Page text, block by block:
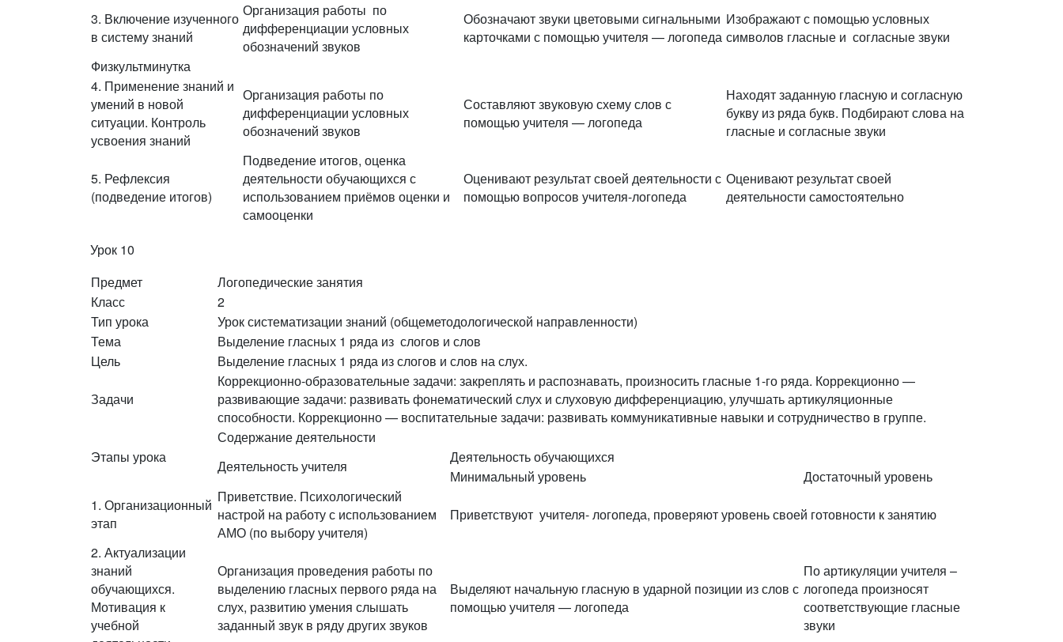
3. Включение изученного
в систему знаний
Организация работы по
дифференциации условных
обозначений звуков
Обозначают звуки цветовыми сигнальными
карточками с помощью учителя — логопеда
Изображают с помощью условных
символов гласные и согласные звуки
Физкультминутка
4. Применение знаний и
умений в новой
ситуации. Контроль
усвоения знаний
Организация работы по
дифференциации условных
обозначений звуков
Составляют звуковую схему слов с
помощью учителя — логопеда
Находят заданную гласную и согласную
букву из ряда букв. Подбирают слова на
гласные и согласные звуки
5. Рефлексия
(подведение итогов)
Подведение итогов, оценка
деятельности обучающихся с
использованием приёмов оценки и
самооценки
Оценивают результат своей деятельности с
помощью вопросов учителя-логопеда
Оценивают результат своей
деятельности самостоятельно
Урок 10
Предмет
Логопедические занятия
Класс
2
Тип урока
Урок систематизации знаний (общеметодологической направленности)
Тема
Выделение гласных 1 ряда из слогов и слов
Цель
Выделение гласных 1 ряда из слогов и слов на слух.
Задачи
Коррекционно-образовательные задачи: закреплять и распознавать, произносить гласные 1-го ряда. Коррекционно —
развивающие задачи: развивать фонематический слух и слуховую дифференциацию, улучшать артикуляционные
способности. Коррекционно — воспитательные задачи: развивать коммуникативные навыки и сотрудничество в группе.
Этапы урока
Содержание деятельности
Деятельность учителя
Деятельность обучающихся
Минимальный уровень
Достаточный уровень
1. Организационный
этап
Приветствие. Психологический
настрой на работу с использованием
АМО (по выбору учителя)
Приветствуют учителя- логопеда, проверяют уровень своей готовности к занятию
2. Актуализации
знаний
обучающихся.
Мотивация к
учебной
Организация проведения работы по
выделению гласных первого ряда на
слух, развитию умения слышать
заданный звук в ряду других звуков
Выделяют начальную гласную в ударной позиции из слов с
помощью учителя — логопеда
По артикуляции учителя –
логопеда произносят
соответствующие гласные
звуки